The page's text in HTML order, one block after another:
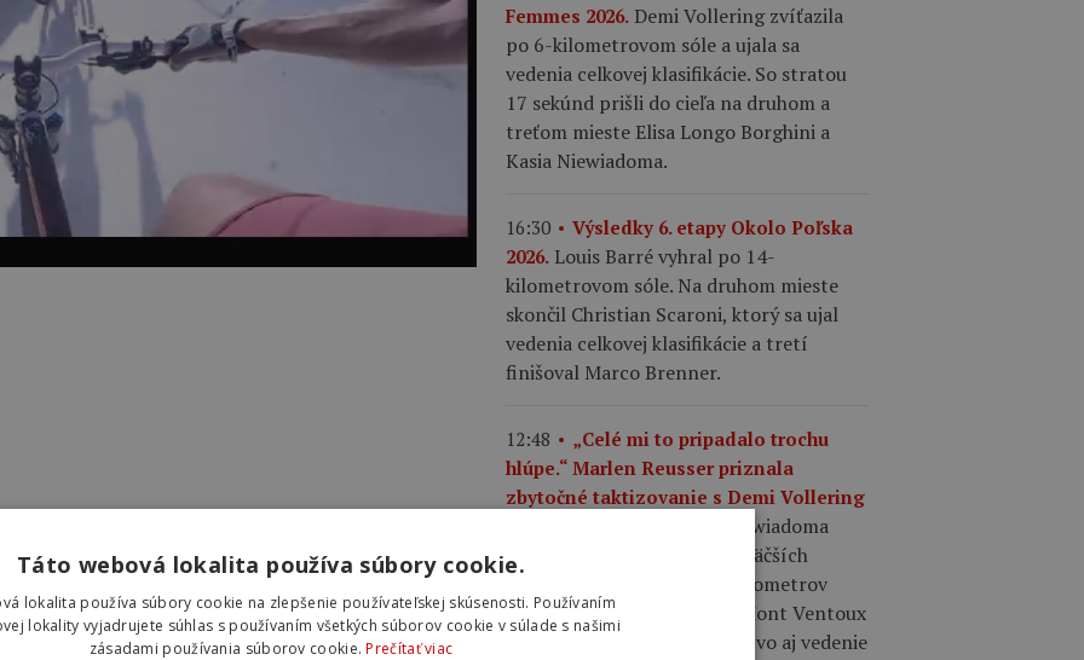
Femmes 2026. Demi Vollering zvíťazila
po 6-kilometrovom sóle a ujala sa
vedenia celkovej klasifikácie. So stratou
17 sekúnd prišli do cieľa na druhom a
treťom mieste Elisa Longo Borghini a
Kasia Niewiadoma.
16:30
Výsledky 6. etapy Okolo Poľska
2026. Louis Barré vyhral po 14-
kilometrovom sóle. Na druhom mieste
skončil Christian Scaroni, ktorý sa ujal
vedenia celkovej klasifikácie a tretí
finišoval Marco Brenner.
12:48
„Celé mi to pripadalo trochu
hlúpe.“ Marlen Reusser priznala
zbytočné taktizovanie s Demi Vollering
Kasia Niewiadoma
využila taktické váhanie najväčších
favoritiek, necelých desať kilometrov
pred cieľom zaútočila a na Mont Ventoux
si vybojovala etapové víťazstvo aj vedenie
Táto webová lokalita používa súbory cookie.
lokalita používa súbory cookie na zlepšenie používateľskej skúsenosti. Používaním
lokality vyjadrujete súhlas s používaním všetkých súborov cookie v súlade s našimi
zásadami používania súborov cookie.Prečítať viac